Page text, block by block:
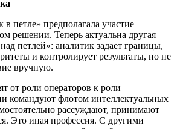
петле» предполагала участие
решении. Теперь актуальна другая
петлей»: аналитик задает границы,
и контролирует результаты, но не
вручную.
от роли операторов к роли
командуют флотом интеллектуальных
рассуждают, принимают
Это иная профессия. С другими